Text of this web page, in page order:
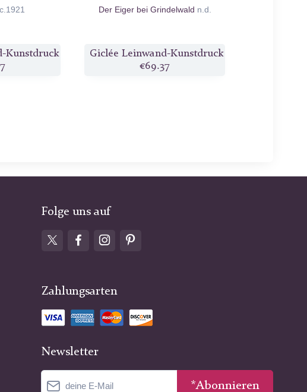
c.1921
Kunstdruck
Der Eiger bei Grindelwald n.d.
Giclée Leinwand-Kunstdruck
€69.37
Folge uns auf
Zahlungsarten
Newsletter
*Abonnieren